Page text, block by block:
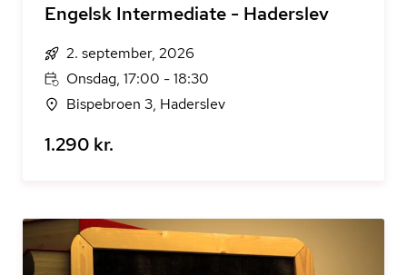
Engelsk Intermediate - Haderslev
2. september, 2026
Onsdag, 17:00 - 18:30
Bispebroen 3, Haderslev
1.290 kr.